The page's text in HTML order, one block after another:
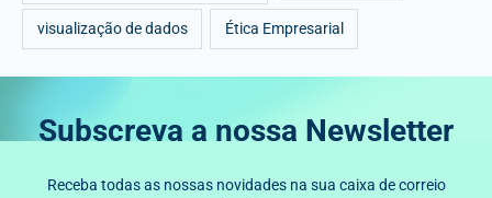
visualização de dados Ética Empresarial
Subscreva a nossa Newsletter
Receba todas as nossas novidades na sua caixa de correio